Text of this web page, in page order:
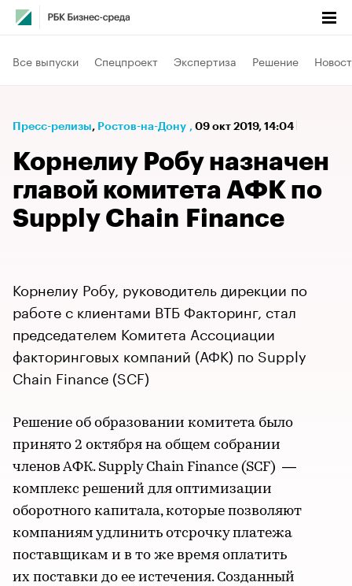
Все выпуски Спецпроект Экспертиза Решение
Пресс-релизы⁠, Ростов-на-Дону , 09 окт 2019, 14:04
Корнелиу Робу назначен
главой комитета АФК по
Supply Chain Finance
Корнелиу Робу, руководитель дирекции по
работе с клиентами ВТБ Факторинг, стал
председателем Комитета Ассоциации
факторинговых компаний (АФК) по Supply
Chain Finance (SCF)
Решение об образовании комитета было
принято 2 октября на общем собрании
членов АФК. Supply Chain Finance (SCF) —
комплекс решений для оптимизации
оборотного капитала, которые позволяют
компаниям удлинить отсрочку платежа
поставщикам и в то же время оплатить
их поставки до ее истечения. Созданный